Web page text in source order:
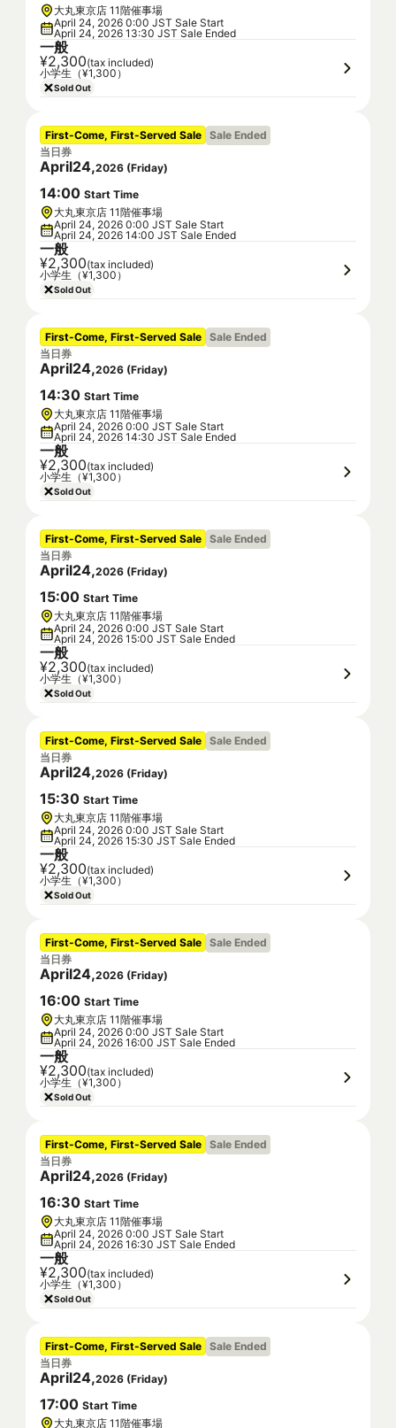
大丸東京店 11階催事場
April 24, 2026 0:00 JST Sale Start
April 24, 2026 13:30 JST Sale Ended
一般
¥2,300(tax included)
小学生（¥1,300）
Sold Out
First-Come, First-Served Sale Sale Ended
当日券
April24,2026 (Friday)
14:00 Start Time
大丸東京店 11階催事場
April 24, 2026 0:00 JST Sale Start
April 24, 2026 14:00 JST Sale Ended
一般
¥2,300(tax included)
小学生（¥1,300）
Sold Out
First-Come, First-Served Sale Sale Ended
当日券
April24,2026 (Friday)
14:30 Start Time
大丸東京店 11階催事場
April 24, 2026 0:00 JST Sale Start
April 24, 2026 14:30 JST Sale Ended
一般
¥2,300(tax included)
小学生（¥1,300）
Sold Out
First-Come, First-Served Sale Sale Ended
当日券
April24,2026 (Friday)
15:00 Start Time
大丸東京店 11階催事場
April 24, 2026 0:00 JST Sale Start
April 24, 2026 15:00 JST Sale Ended
一般
¥2,300(tax included)
小学生（¥1,300）
Sold Out
First-Come, First-Served Sale Sale Ended
当日券
April24,2026 (Friday)
15:30 Start Time
大丸東京店 11階催事場
April 24, 2026 0:00 JST Sale Start
April 24, 2026 15:30 JST Sale Ended
一般
¥2,300(tax included)
小学生（¥1,300）
Sold Out
First-Come, First-Served Sale Sale Ended
当日券
April24,2026 (Friday)
16:00 Start Time
大丸東京店 11階催事場
April 24, 2026 0:00 JST Sale Start
April 24, 2026 16:00 JST Sale Ended
一般
¥2,300(tax included)
小学生（¥1,300）
Sold Out
First-Come, First-Served Sale Sale Ended
当日券
April24,2026 (Friday)
16:30 Start Time
大丸東京店 11階催事場
April 24, 2026 0:00 JST Sale Start
April 24, 2026 16:30 JST Sale Ended
一般
¥2,300(tax included)
小学生（¥1,300）
Sold Out
First-Come, First-Served Sale Sale Ended
当日券
April24,2026 (Friday)
17:00 Start Time
大丸東京店 11階催事場